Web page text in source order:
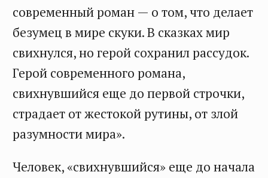
современный роман — о том, что делает
безумец в мире скуки. В сказках мир
свихнулся, но герой сохранил рассудок.
Герой современного романа,
свихнувшийся еще до первой строчки,
страдает от жестокой рутины, от злой
разумности мира».
Человек, «свихнувшийся» еще до начала